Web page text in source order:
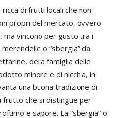
di frutti locali che non
propri del mercato, ovvero
vincono per gusto tra i
o “sbergia” da
della famiglia delle
minore e di nicchia, in
una buona tradizione di
frutto che si distingue per
e sapore. La “sbergia” o